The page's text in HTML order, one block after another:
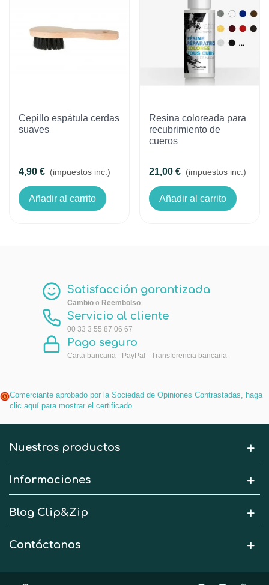
Cepillo espátula cerdas
suaves
4,90 € (impuestos inc.)
Añadir al carrito
Resina coloreada para
recubrimiento de
cueros
21,00 € (impuestos inc.)
Añadir al carrito
Satisfacción garantizada
Cambio o Reembolso.
Servicio al cliente
00 33 3 55 87 06 67
Pago seguro
Carta bancaria - PayPal - Transferencia bancaria
Comerciante aprobado por la Sociedad de Opiniones Contrastadas, haga
clic aquí para mostrar el certificado.
Nuestros productos
Informaciones
Blog Clip&Zip
Contáctanos